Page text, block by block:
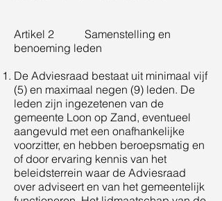
Artikel 2 Samenstelling en
benoeming leden
De Adviesraad bestaat uit minimaal vijf
(5) en maximaal negen (9) leden. De
leden zijn ingezetenen van de
gemeente Loon op Zand, eventueel
aangevuld met een onafhankelijke
voorzitter, en hebben beroepsmatig en
of door ervaring kennis van het
beleidsterrein waar de Adviesraad
over adviseert en van het gemeentelijk